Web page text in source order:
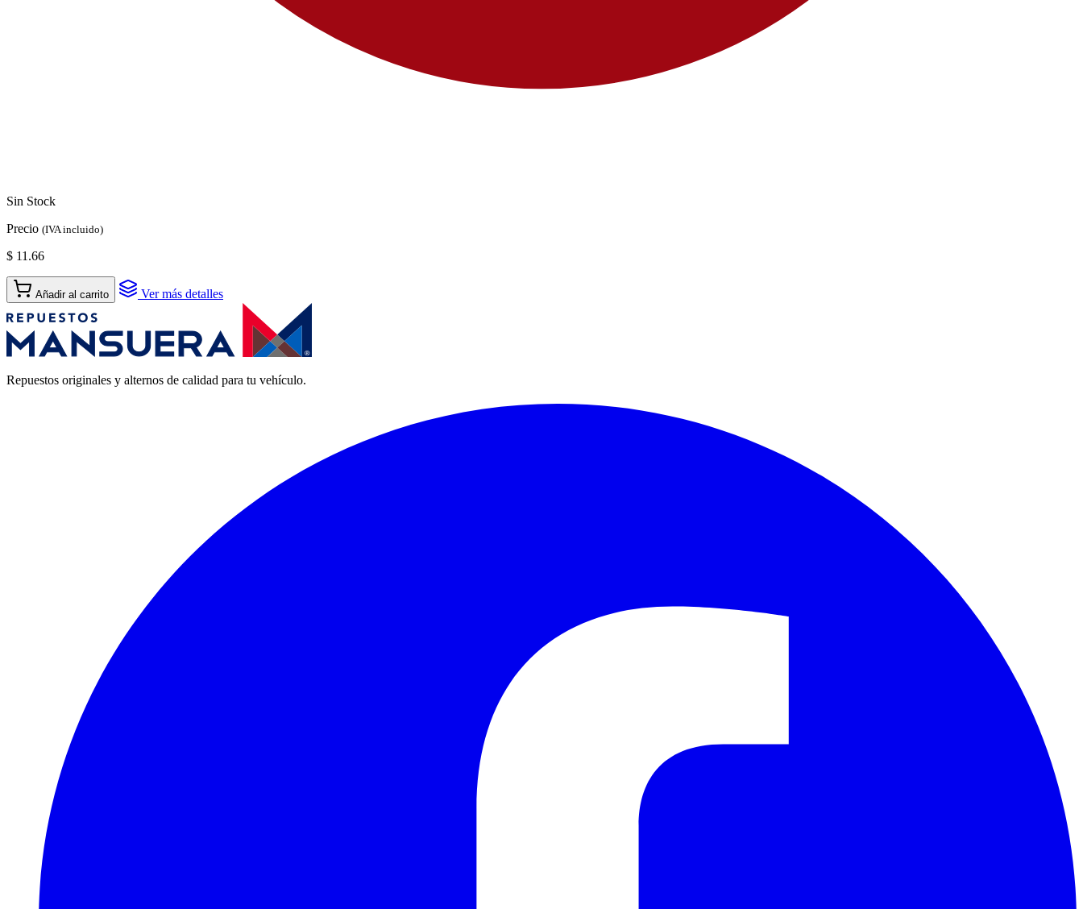
Sin Stock
Precio (IVA incluido)
$ 11.66
Añadir al carrito Ver más detalles
Repuestos originales y alternos de calidad para tu vehículo.